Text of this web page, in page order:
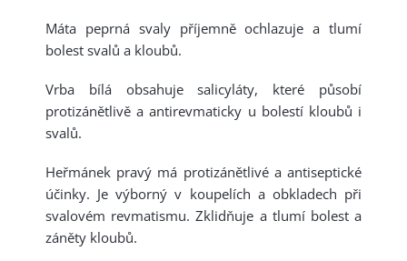
Máta peprná svaly příjemně ochlazuje a tlumí
bolest svalů a kloubů.
Vrba bílá obsahuje salicyláty, které působí
protizánětlivě a antirevmaticky u bolestí kloubů i
svalů.
Heřmánek pravý má protizánětlivé a antiseptické
účinky. Je výborný v koupelích a obkladech při
svalovém revmatismu. Zklidňuje a tlumí bolest a
záněty kloubů.